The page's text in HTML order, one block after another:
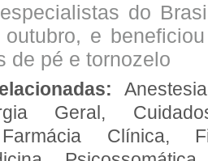
do
e
de pé e tornozelo
Geral,
Clínica,